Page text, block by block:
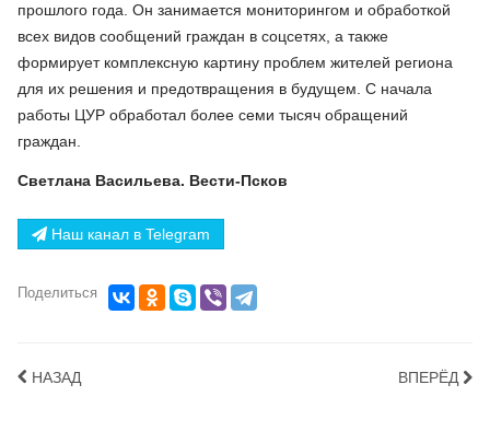
прошлого года. Он занимается мониторингом и обработкой
всех видов сообщений граждан в соцсетях, а также
формирует комплексную картину проблем жителей региона
для их решения и предотвращения в будущем. С начала
работы ЦУР обработал более семи тысяч обращений
граждан.
Светлана Васильева. Вести-Псков
Наш канал в Telegram
Поделиться
НАЗАД ВПЕРЁД